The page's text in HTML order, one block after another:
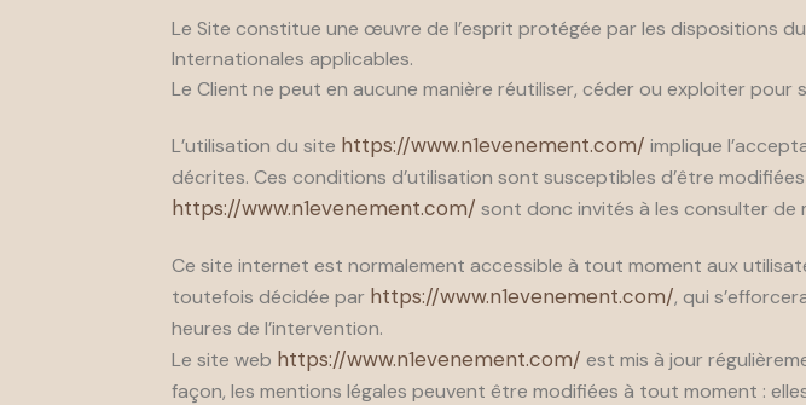
Le Site constitue une œuvre de l’esprit protégée par les dispositions
Internationales applicables.
Le Client ne peut en aucune manière réutiliser, céder ou exploiter
L’utilisation du site https://www.n1evenement.com/ implique
décrites. Ces conditions d’utilisation sont susceptibles d’être
https://www.n1evenement.com/ sont donc invités à les consulter de
Ce site internet est normalement accessible à tout moment aux
toutefois décidée par https://www.n1evenement.com/, qui
heures de l’intervention.
Le site web https://www.n1evenement.com/ est mis à jour
façon, les mentions légales peuvent être modifiées à tout moment :